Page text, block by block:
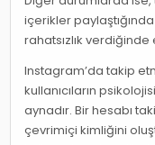
içerikler
rahatsızlık
Instagram’da takip
kullanıcıların
aynadır. Bir hesabı
çevrimiçi kimliğini